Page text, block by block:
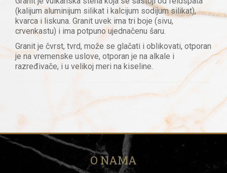
(kalijum aluminijum silikat i kalcijum sodijum silikat),
kvarca i liskuna. Granit uvek ima tri boje (sivu,
crvenkastu) i ima potpuno ujednačenu šaru.
Granit je čvrst, tvrd, može se glačati i oblikovati, otporan
je na vremenske uslove, otporan je na alkale i
razređivače, i u velikoj meri na kiseline.
O NAMA